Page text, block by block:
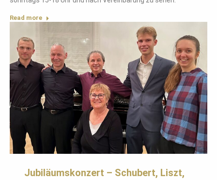
Read more
Jubiläumskonzert – Schubert, Liszt,